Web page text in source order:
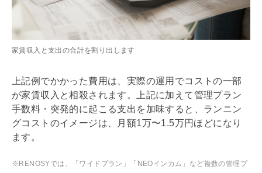
家賃収入と支出の合計を割り出します
上記例でかかった費用は、実際の運用でコストの一部
が家賃収入と相殺されます。上記に加えて管理プラン
手数料・突発的に起こる支出を加味すると、ランニン
グコストのイメージは、月額1万〜1.5万円ほどになり
ます。
※RENOSYでは、「ワイドプラン」「NEOインカム」など複数の管理プ